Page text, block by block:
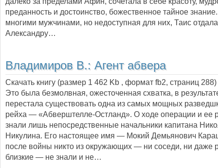
преданность и достоинство, божественное тайное
многими мужчинами, но недоступная для них, Таис
Александру…
Владимиров В.: Агент абвера
Скачать книгу (размер 1 462 Kb , формат fb2, страниц 288
Это была безмолвная, ожесточенная схватка, в
перестала существовать одна из самых мощных
рейха — «Абверштелле-Остланд». О ходе операции и ее
знали лишь непосредственные начальники капитана
Никулина. Его настоящее имя — Мокий Демьянович
после войны никто из окружающих — ни соседи, ни даже
близкие — не знали и не…